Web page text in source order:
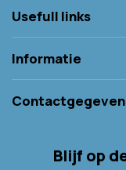
Usefull links
Informatie
Blijf op